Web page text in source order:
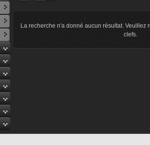
La recherche n'a donné aucun résultat. Veuillez
clefs.